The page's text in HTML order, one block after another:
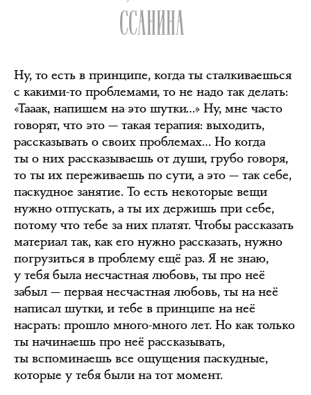
ССАНИНА
Ну, то есть в принципе, когда ты сталкиваешься
с какими-то проблемами, то не надо так делать:
«Тааак, напишем на это шутки…» Ну, мне часто
говорят, что это — такая терапия: выходить,
рассказывать о своих проблемах… Но когда
ты о них рассказываешь от души, грубо говоря,
то ты их переживаешь по сути, а это — так себе,
паскудное занятие. То есть некоторые вещи
нужно отпускать, а ты их держишь при себе,
потому что тебе за них платят. Чтобы рассказать
материал так, как его нужно рассказать, нужно
погрузиться в проблему ещё раз. Я не знаю,
у тебя была несчастная любовь, ты про неё
забыл — первая несчастная любовь, ты на неё
написал шутки, и тебе в принципе на неё
насрать: прошло много-много лет. Но как только
ты начинаешь про неё рассказывать,
ты вспоминаешь все ощущения паскудные,
которые у тебя были на тот момент.